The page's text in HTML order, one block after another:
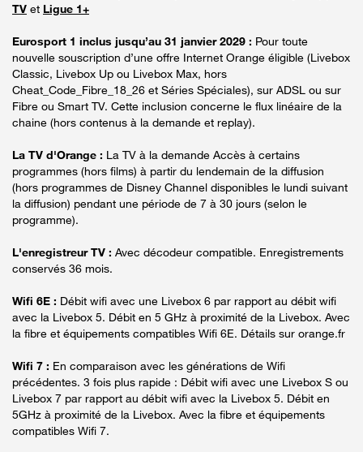
TV et Ligue 1+
Eurosport 1 inclus jusqu’au 31 janvier 2029 : Pour toute
nouvelle souscription d’une offre Internet Orange éligible (Livebox
Classic, Livebox Up ou Livebox Max, hors
Cheat_Code_Fibre_18_26 et Séries Spéciales), sur ADSL ou sur
Fibre ou Smart TV. Cette inclusion concerne le flux linéaire de la
chaine (hors contenus à la demande et replay).
La TV d'Orange : La TV à la demande Accès à certains
programmes (hors films) à partir du lendemain de la diffusion
(hors programmes de Disney Channel disponibles le lundi suivant
la diffusion) pendant une période de 7 à 30 jours (selon le
programme).
L'enregistreur TV : Avec décodeur compatible. Enregistrements
conservés 36 mois.
Wifi 6E : Débit wifi avec une Livebox 6 par rapport au débit wifi
avec la Livebox 5. Débit en 5 GHz à proximité de la Livebox. Avec
la fibre et équipements compatibles Wifi 6E. Détails sur orange.fr
Wifi 7 : En comparaison avec les générations de Wifi
précédentes. 3 fois plus rapide : Débit wifi avec une Livebox S ou
Livebox 7 par rapport au débit wifi avec la Livebox 5. Débit en
5GHz à proximité de la Livebox. Avec la fibre et équipements
compatibles Wifi 7.